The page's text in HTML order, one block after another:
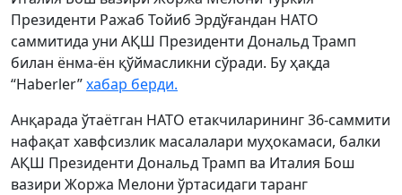
Президенти Ражаб Тойиб Эрдўғандан НАТО
саммитида уни АҚШ Президенти Дональд Трамп
билан ёнма-ён қўймасликни сўради. Бу ҳақда
“Haberler”хабар берди.
Анқарада ўтаётган НАТО етакчиларининг 36-саммити
нафақат хавфсизлик масалалари муҳокамаси, балки
АҚШ Президенти Дональд Трамп ва Италия Бош
вазири Жоржа Мелони ўртасидаги таранг